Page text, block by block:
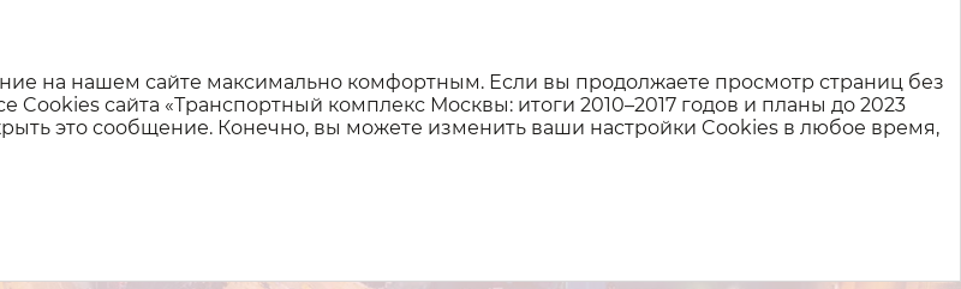
на нашем сайте максимально комфортным. Если вы продолжаете просмотр страниц без
Cookies сайта «Транспортный комплекс Москвы: итоги 2010–2017 годов и планы до 2023
это сообщение. Конечно, вы можете изменить ваши настройки Cookies в любое время,